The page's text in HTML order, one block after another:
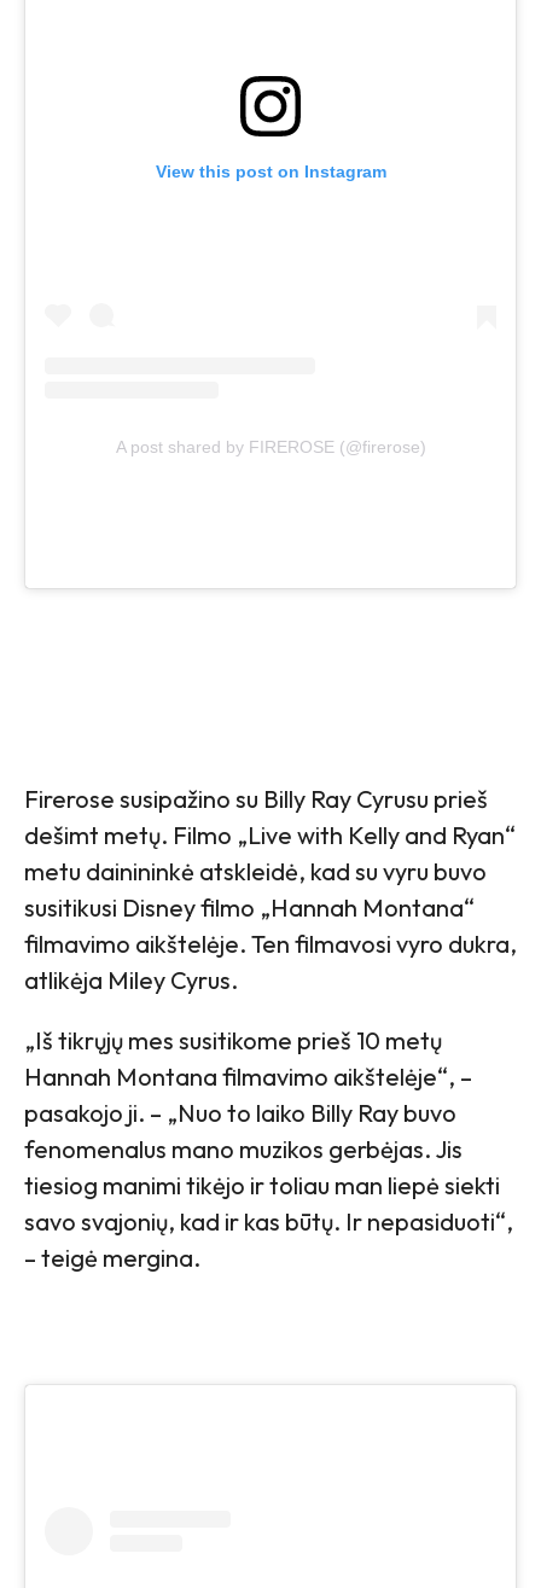
View this post on Instagram
A post shared by FIREROSE (@firerose)
Firerose susipažino su Billy Ray Cyrusu prieš
dešimt metų. Filmo „Live with Kelly and Ryan“
metu dainininkė atskleidė, kad su vyru buvo
susitikusi Disney filmo „Hannah Montana“
filmavimo aikštelėje. Ten filmavosi vyro dukra,
atlikėja Miley Cyrus.
„Iš tikrųjų mes susitikome prieš 10 metų
Hannah Montana filmavimo aikštelėje“, –
pasakojo ji. – „Nuo to laiko Billy Ray buvo
fenomenalus mano muzikos gerbėjas. Jis
tiesiog manimi tikėjo ir toliau man liepė siekti
savo svajonių, kad ir kas būtų. Ir nepasiduoti“,
– teigė mergina.